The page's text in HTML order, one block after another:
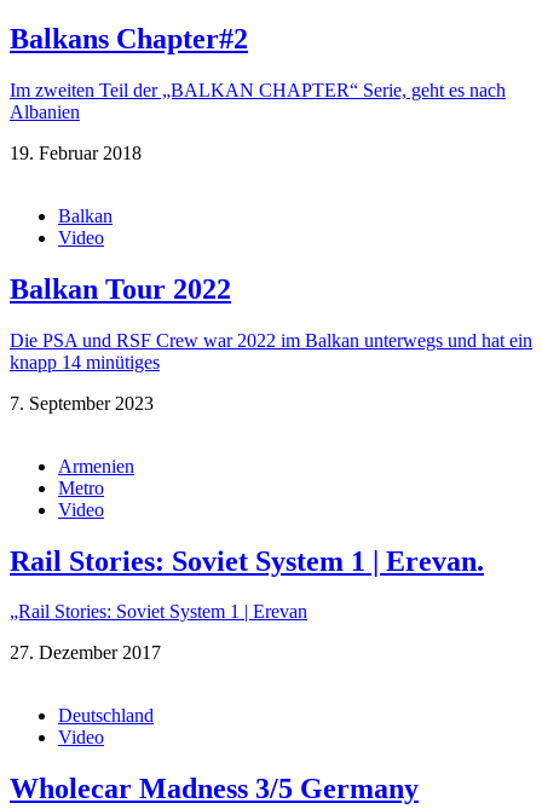
Balkans Chapter#2
Im zweiten Teil der „BALKAN CHAPTER“ Serie, geht es nach
Albanien
19. Februar 2018
Balkan
Video
Balkan Tour 2022
Die PSA und RSF Crew war 2022 im Balkan unterwegs und hat ein
knapp 14 minütiges
7. September 2023
Armenien
Metro
Video
Rail Stories: Soviet System 1 | Erevan.
„Rail Stories: Soviet System 1 | Erevan
27. Dezember 2017
Deutschland
Video
Wholecar Madness 3/5 Germany